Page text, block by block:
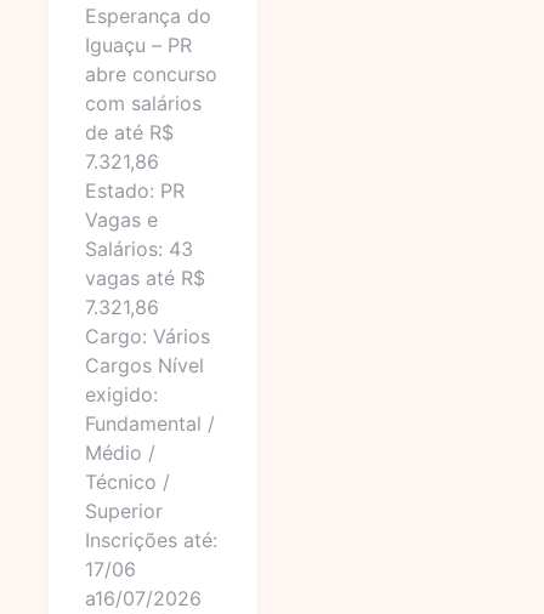
Esperança do
Iguaçu – PR
abre concurso
com salários
de até R$
7.321,86
Estado: PR
Vagas e
Salários: 43
vagas até R$
7.321,86
Cargo: Vários
Cargos Nível
exigido:
Fundamental /
Médio /
Técnico /
Superior
Inscrições até:
17/06
a16/07/2026